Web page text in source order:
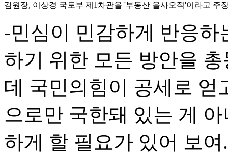
감원장, 이상경 국토부 제1차관을 '부동산 을사오적'이라고 주
-민심이 민감하게 반응
하기 위한 모든 방안을
데 국민의힘이 공세로 얻
으로만 국한돼 있는 게
하게 할 필요가 있어 보